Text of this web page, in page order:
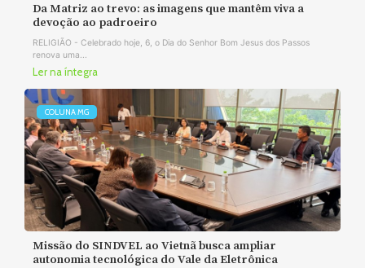
Da Matriz ao trevo: as imagens que mantêm viva a
devoção ao padroeiro
RELIGIÃO - Celebrado hoje, 6, o Dia do Senhor Bom Jesus dos Passos
renova uma...
Ler na íntegra
COLUNA MG
Missão do SINDVEL ao Vietnã busca ampliar
autonomia tecnológica do Vale da Eletrônica